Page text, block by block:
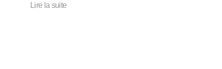
Lire la suite